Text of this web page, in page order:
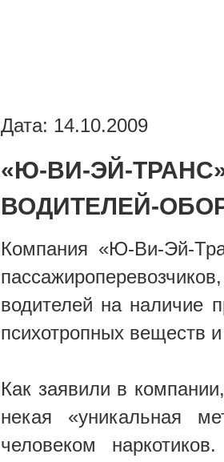
Дата: 14.10.2009
«Ю-ВИ-ЭЙ-
ВОДИТЕЛЕЙ-
Компания «Ю-Ви-Эй-
водителей на наличие
психотропных веществ
Как заявили в
некая «уникальная
человеком